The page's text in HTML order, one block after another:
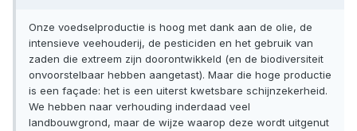
Onze voedselproductie is hoog met dank aan de olie, de
intensieve veehouderij, de pesticiden en het gebruik van
zaden die extreem zijn doorontwikkeld (en de biodiversiteit
onvoorstelbaar hebben aangetast). Maar die hoge productie
is een façade: het is een uiterst kwetsbare schijnzekerheid.
We hebben naar verhouding inderdaad veel
landbouwgrond, maar de wijze waarop deze wordt uitgenut